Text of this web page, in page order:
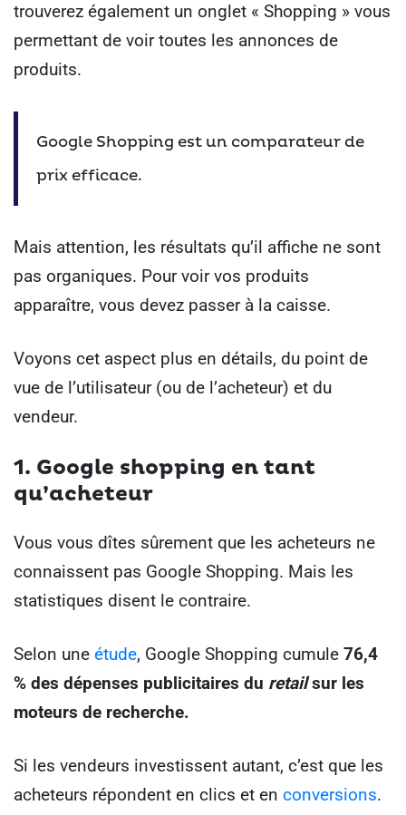
trouverez également un onglet « Shopping » vous
permettant de voir toutes les annonces de
produits.
Google Shopping est un comparateur de
prix efficace.
Mais attention, les résultats qu’il affiche ne sont
pas organiques. Pour voir vos produits
apparaître, vous devez passer à la caisse.
Voyons cet aspect plus en détails, du point de
vue de l’utilisateur (ou de l’acheteur) et du
vendeur.
1. Google shopping en tant
qu’acheteur
Vous vous dîtes sûrement que les acheteurs ne
connaissent pas Google Shopping. Mais les
statistiques disent le contraire.
Selon une étude, Google Shopping cumule 76,4
% des dépenses publicitaires du retailsur les
moteurs de recherche.
Si les vendeurs investissent autant, c’est que les
acheteurs répondent en clics et en conversions.